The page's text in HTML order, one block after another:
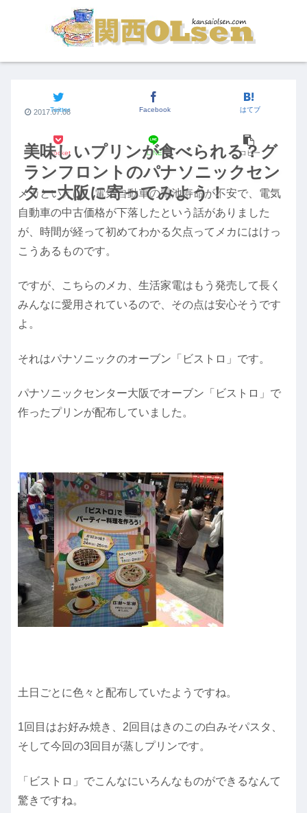
美味しいプリンが食べられる？グ
ランフロントのパナソニックセン
ター大阪に寄ってみよう！
Twitter Facebook はてブ
Pocket LINE コピー
2017.07.08
メカといえば、電気自動車の電池寿命が不安で、電気
自動車の中古価格が下落したという話がありました
が、時間が経って初めてわかる欠点ってメカにはけっ
こうあるものです。
ですが、こちらのメカ、生活家電はもう発売して長く
みんなに愛用されているので、その点は安心そうです
よ。
それはパナソニックのオーブン「ビストロ」です。
パナソニックセンター大阪でオーブン「ビストロ」で
作ったプリンが配布していました。
土日ごとに色々と配布していたようですね。
1回目はお好み焼き、2回目はきのこの白みそパスタ、
そして今回の3回目が蒸しプリンです。
「ビストロ」でこんなにいろんなものができるなんて
驚きですね。